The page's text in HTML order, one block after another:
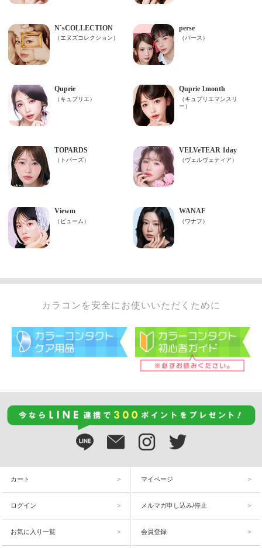
カラコンを安全にお使いいただくために
カート マイページ
ログイン メルマガ申し込み/停止
お気に入り一覧 会員登録